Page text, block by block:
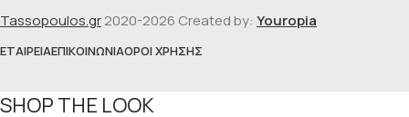
Tassopoulos.gr2020-2026 Created by: Youropia
ΕΤΑΙΡΕΊΑΕΠΙΚΟΙΝΩΝΊΑΌΡΟΙ ΧΡΉΣΗΣ
SHOP THE LOOK